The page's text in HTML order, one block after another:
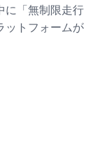
に「無制限走行
ットフォームが